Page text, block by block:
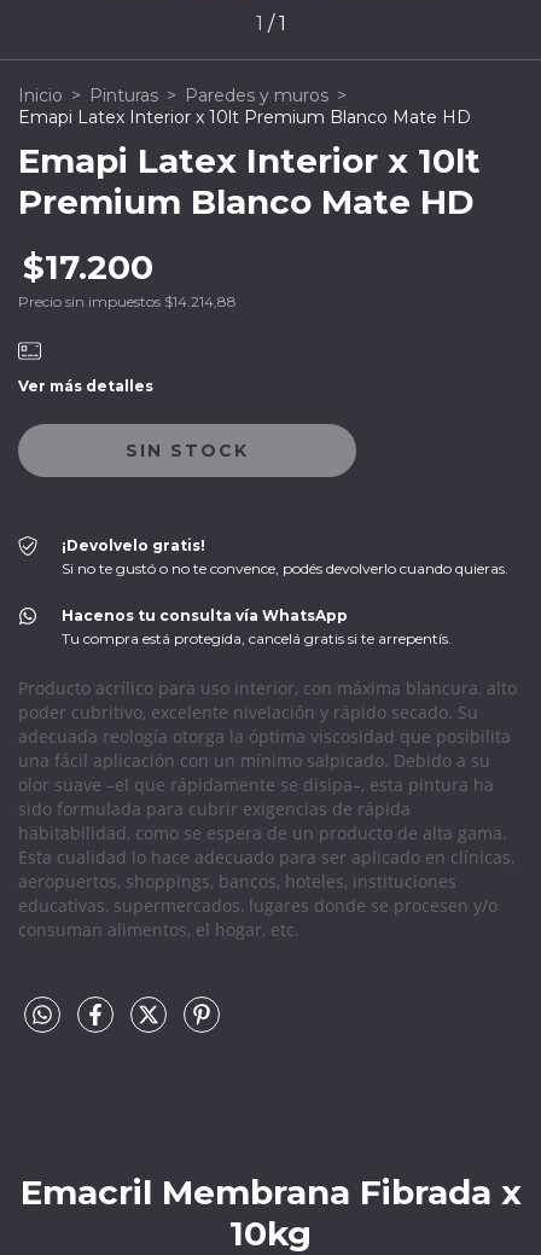
1 /1
Inicio > Pinturas > Paredes y muros >
Emapi Latex Interior x 10lt Premium Blanco Mate HD
Emapi Latex Interior x 10lt
Premium Blanco Mate HD
$17.200
Precio sin impuestos $14.214,88
Ver más detalles
¡Devolvelo gratis!
Si no te gustó o no te convence, podés devolverlo cuando quieras.
Hacenos tu consulta vía WhatsApp
Tu compra está protegida, cancelá gratis si te arrepentís.
Producto acrílico para uso interior, con máxima blancura, alto
poder cubritivo, excelente nivelación y rápido secado. Su
adecuada reología otorga la óptima viscosidad que posibilita
una fácil aplicación con un mínimo salpicado. Debido a su
olor suave –el que rápidamente se disipa–, esta pintura ha
sido formulada para cubrir exigencias de rápida
habitabilidad, como se espera de un producto de alta gama.
Esta cualidad lo hace adecuado para ser aplicado en clínicas,
aeropuertos, shoppings, bancos, hoteles, instituciones
educativas, supermercados, lugares donde se procesen y/o
consuman alimentos, el hogar, etc.
Emacril Membrana Fibrada x
10kg